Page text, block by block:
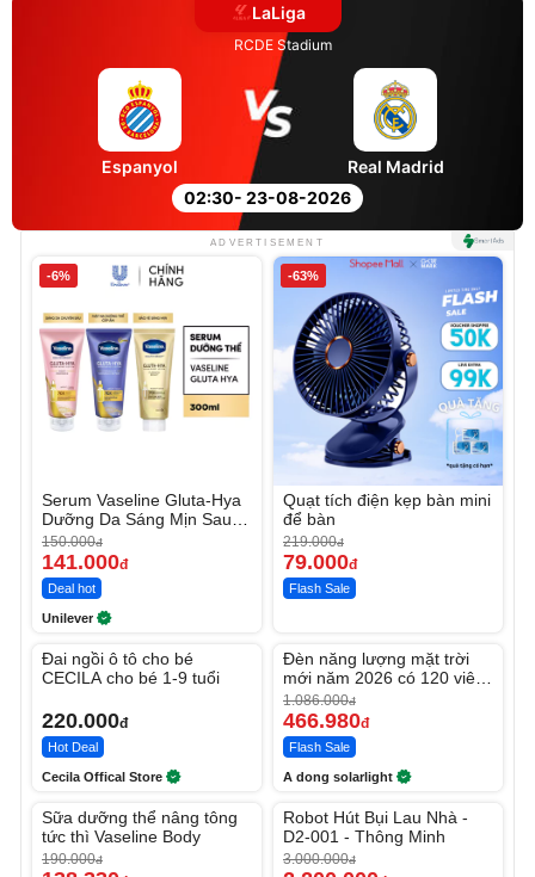
LaLiga
RCDE Stadium
02:30- 23-08-2026
Espanyol Real Madrid
ADVERTISEMENT
-6%
Serum Vaseline Gluta-Hya
Dưỡng Da Sáng Mịn Sau 7
Ngày
150.000đ
141.000đ
Deal hot
Unilever
-63%
Quạt tích điện kẹp bàn mini
để bàn
219.000đ
79.000đ
Flash Sale
Đai ngồi ô tô cho bé
CECILA cho bé 1-9 tuổi
220.000đ
Hot Deal
Cecila Offical Store
-56%
Đèn năng lượng mặt trời
mới năm 2026 có 120 viên
LED lớn
1.086.000đ
466.980đ
Flash Sale
A dong solarlight
-27%
Sữa dưỡng thể nâng tông
tức thì Vaseline Body
190.000đ
-26%
Robot Hút Bụi Lau Nhà -
D2-001 - Thông Minh
3.000.000đ